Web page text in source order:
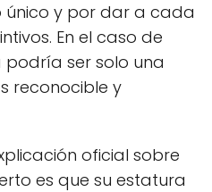
único y por dar a cada
En el caso de
podría ser solo una
reconocible y
oficial sobre
es que su estatura